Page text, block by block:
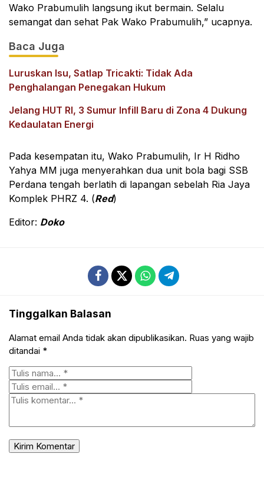
Wako Prabumulih langsung ikut bermain. Selalu
semangat dan sehat Pak Wako Prabumulih,” ucapnya.
Baca Juga
Luruskan Isu, Satlap Tricakti: Tidak Ada
Penghalangan Penegakan Hukum
Jelang HUT RI, 3 Sumur Infill Baru di Zona 4 Dukung
Kedaulatan Energi
Pada kesempatan itu, Wako Prabumulih, Ir H Ridho
Yahya MM juga menyerahkan dua unit bola bagi SSB
Perdana tengah berlatih di lapangan sebelah Ria Jaya
Komplek PHRZ 4. (Red)
Editor: Doko
Tinggalkan Balasan
Alamat email Anda tidak akan dipublikasikan. Ruas yang wajib
ditandai *